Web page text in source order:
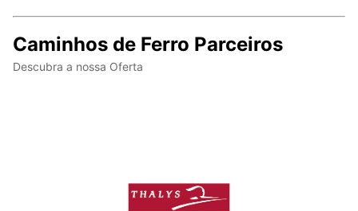
Caminhos de Ferro Parceiros
Descubra a nossa Oferta